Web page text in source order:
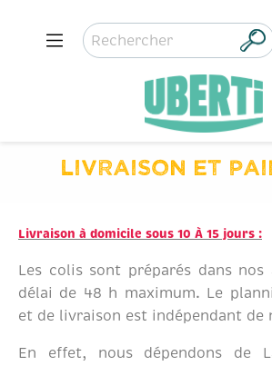
LIVRAISON ET
Livraison à domicile sous 10 À 15 jours :
Les colis sont préparés dans nos
délai de 48 h maximum. Le
et de livraison est indépendant de
En effet, nous dépendons de